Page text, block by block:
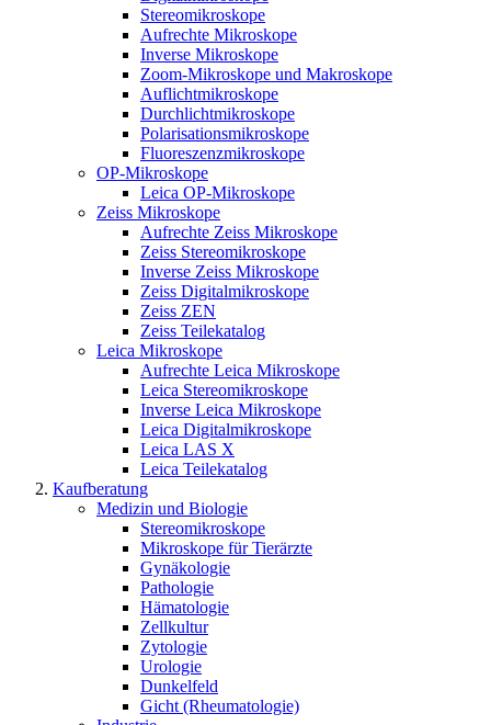
Stereomikroskope
Aufrechte Mikroskope
Inverse Mikroskope
Zoom-Mikroskope und Makroskope
Auflichtmikroskope
Durchlichtmikroskope
Polarisationsmikroskope
Fluoreszenzmikroskope
OP-Mikroskope
Leica OP-Mikroskope
Zeiss Mikroskope
Aufrechte Zeiss Mikroskope
Zeiss Stereomikroskope
Inverse Zeiss Mikroskope
Zeiss Digitalmikroskope
Zeiss ZEN
Zeiss Teilekatalog
Leica Mikroskope
Aufrechte Leica Mikroskope
Leica Stereomikroskope
Inverse Leica Mikroskope
Leica Digitalmikroskope
Leica LAS X
Leica Teilekatalog
Kaufberatung
Medizin und Biologie
Stereomikroskope
Mikroskope für Tierärzte
Gynäkologie
Pathologie
Hämatologie
Zellkultur
Zytologie
Urologie
Dunkelfeld
Gicht (Rheumatologie)